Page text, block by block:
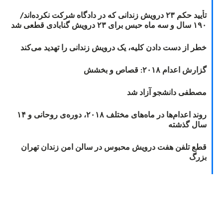
تأیید حکم ۲۳ درویش زندانی که در دادگاه شرکت نکرده‌اند/
۱۹۰ سال و سه ماه حبس برای ۲۳ درویش گنابادی قطعی شد
خطر از دست دادن کلیه، یک درویش زندانی را تهدید می‌کند
گزارش اعدام ۲۰۱۸: قصاص و بخشش
مصطفی دانشجو آزاد شد
روند اعدام‌ها در ماه‌های مختلف ۲۰۱۸، دوره‌ی روحانی و ۱۴
سال گذشته
قطع تلفن هفت درویش محبوس در سالن امن زندان تهران
بزرگ